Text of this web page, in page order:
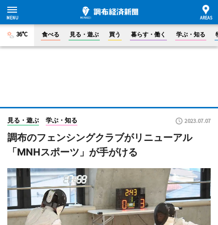
36°C 食べる 見る・遊ぶ 買う 暮らす・働く 学ぶ・知る
見る・遊ぶ 学ぶ・知る 2023.07.07
調布のフェンシングクラブがリニューアル
「MNHスポーツ」が手がける